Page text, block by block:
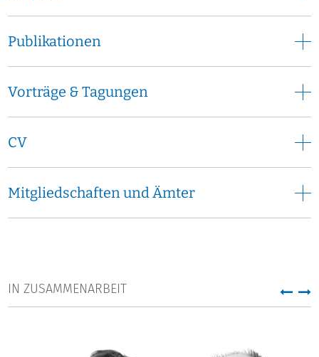
Publikationen
Vorträge & Tagungen
CV
Mitgliedschaften und Ämter
IN ZUSAMMENARBEIT